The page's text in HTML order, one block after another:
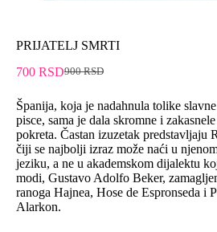
PRIJATELJ SMRTI
900RSD
700 RSD
Španija, koja je nadahnula tolike
pisce, sama je dala skromne i
pokreta. Častan izuzetak predstavljaju
čiji se najbolji izraz može naći u
jeziku, a ne u akademskom dijalektu
modi, Gustavo Adolfo Beker,
ranoga Hajnea, Hose de Espronseda i
Alarkon.